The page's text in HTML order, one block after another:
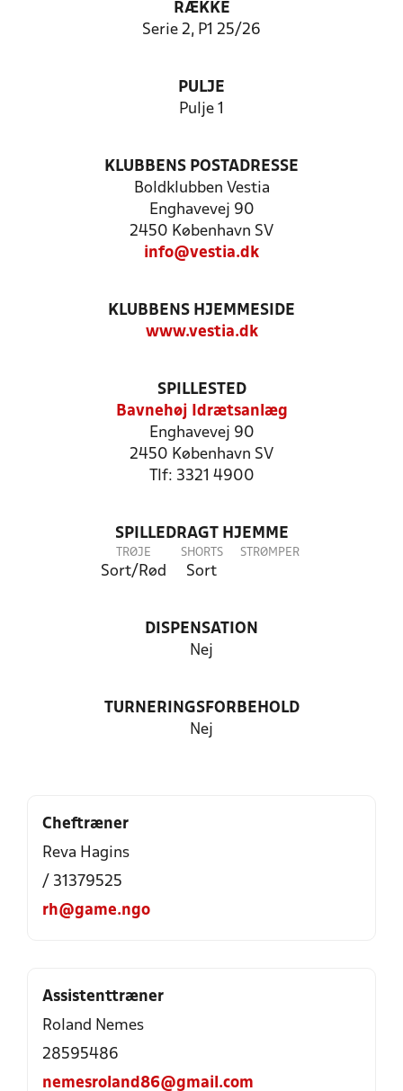
RÆKKE
Serie 2, P1 25/26
PULJE
Pulje 1
KLUBBENS POSTADRESSE
Boldklubben Vestia
Enghavevej 90
2450 København SV
info@vestia.dk
KLUBBENS HJEMMESIDE
www.vestia.dk
SPILLESTED
Bavnehøj Idrætsanlæg
Enghavevej 90
2450 København SV
Tlf: 3321 4900
SPILLEDRAGT HJEMME
TRØJE
Sort/Rød
SHORTS
Sort
STRØMPER
DISPENSATION
Nej
TURNERINGSFORBEHOLD
Nej
Cheftræner
Reva Hagins
/ 31379525
rh@game.ngo
Assistenttræner
Roland Nemes
28595486
nemesroland86@gmail.com